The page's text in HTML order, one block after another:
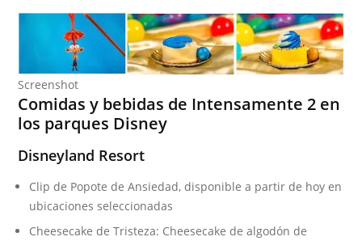
Screenshot
Comidas y bebidas de Intensamente 2 en
los parques Disney
Disneyland Resort
Clip de Popote de Ansiedad, disponible a partir de hoy en
ubicaciones seleccionadas
Cheesecake de Tristeza: Cheesecake de algodón de